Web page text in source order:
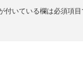
付いている欄は必須項目